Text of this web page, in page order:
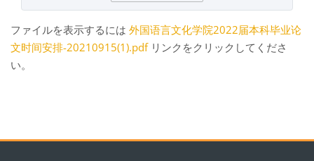
ファイルを表示するには 外国语言文化学院2022届本科毕业论
文时间安排-20210915(1).pdfリンクをクリックしてくださ
い。